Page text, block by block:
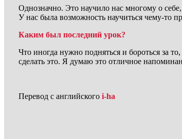
Однозначно. Это научило нас многому о
У нас была возможность научиться чему-то
Каким был последний урок?
Что иногда нужно подняться и бороться за
сделать это. Я думаю это отличное
Перевод с английского i-ha